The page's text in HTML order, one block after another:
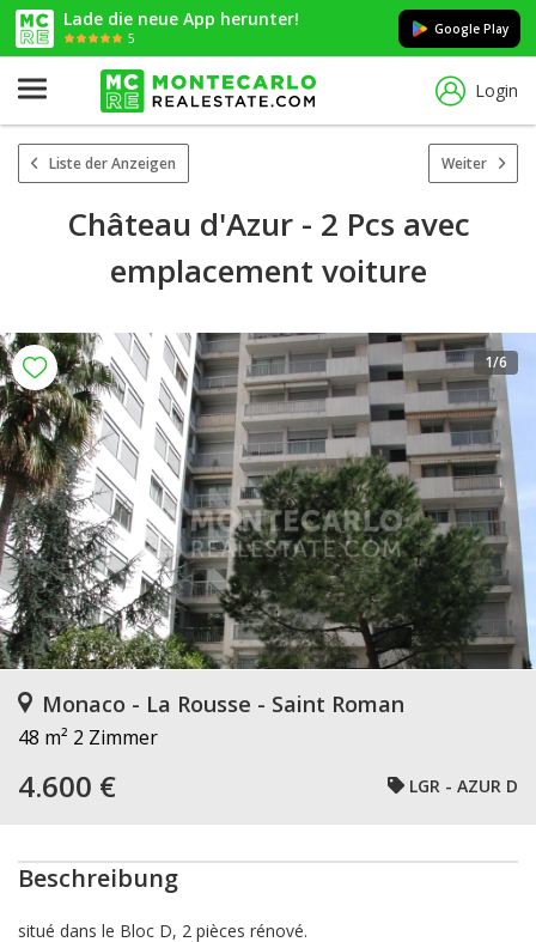
Lade die neue App herunter!
5
Google Play
Login
Liste der Anzeigen Weiter
Château d'Azur - 2 Pcs avec
emplacement voiture
1/6
Monaco - La Rousse - Saint Roman
48 m² 2 Zimmer
4.600 € LGR - AZUR D
Beschreibung
situé dans le Bloc D, 2 pièces rénové.